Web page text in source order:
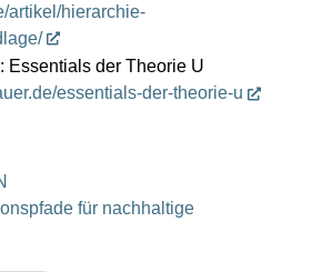
artikel/hierarchie-
Essentials der Theorie U
essentials-der-theorie-u
für nachhaltige